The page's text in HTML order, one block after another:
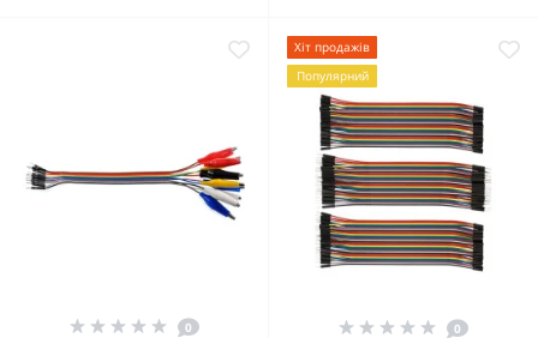
0
Хіт продажів
Популярний
0